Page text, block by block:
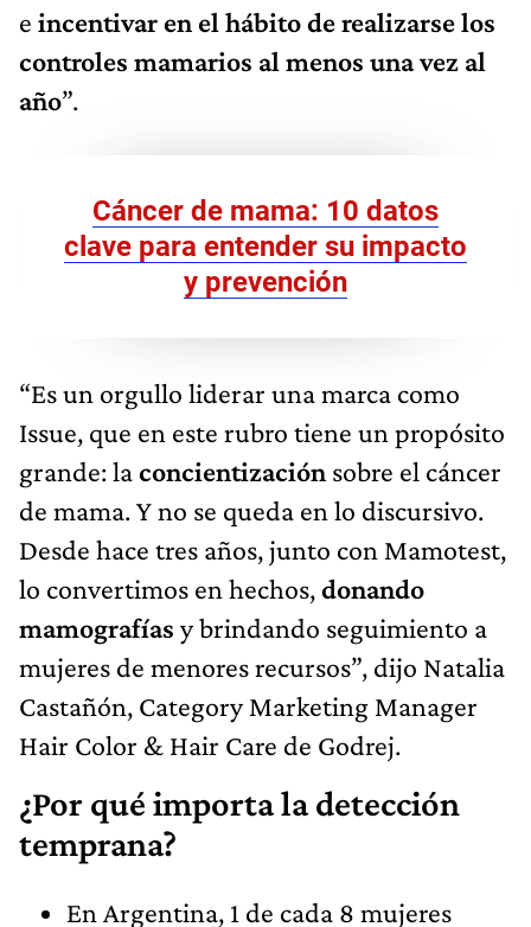
e incentivar en el hábito de realizarse los
controles mamarios al menos una vez al
año”.
Cáncer de mama: 10 datos
clave para entender su impacto
y prevención
“Es un orgullo liderar una marca como
Issue, que en este rubro tiene un propósito
grande: laconcientización sobre el cáncer
de mama. Y no se queda en lo discursivo.
Desde hace tres años, junto con Mamotest,
lo convertimos en hechos,donando
mamografías y brindando seguimiento a
mujeres de menores recursos”, dijo Natalia
Castañón, Category Marketing Manager
Hair Color & Hair Care de Godrej.
¿Por qué importa la detección
temprana?
En Argentina, 1 de cada 8 mujeres